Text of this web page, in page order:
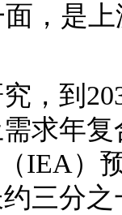
，是
，到
求年
IEA）
三分